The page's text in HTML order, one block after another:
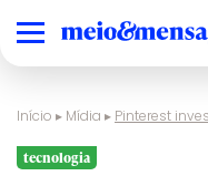
Início ▸ Mídia ▸ Pinterest
tecnologia